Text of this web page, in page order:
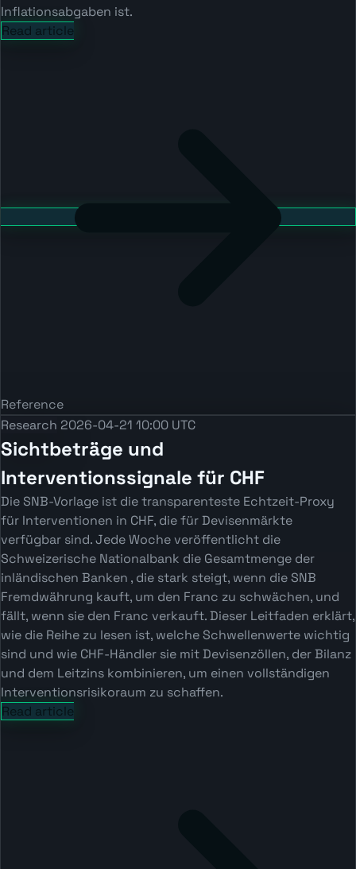
Inflationsabgaben ist.
Read article
Reference
Research 2026-04-21 10:00 UTC
Sichtbeträge und
Interventionssignale für CHF
Die SNB-Vorlage ist die transparenteste Echtzeit-Proxy
für Interventionen in CHF, die für Devisenmärkte
verfügbar sind. Jede Woche veröffentlicht die
Schweizerische Nationalbank die Gesamtmenge der
inländischen Banken , die stark steigt, wenn die SNB
Fremdwährung kauft, um den Franc zu schwächen, und
fällt, wenn sie den Franc verkauft. Dieser Leitfaden erklärt,
wie die Reihe zu lesen ist, welche Schwellenwerte wichtig
sind und wie CHF-Händler sie mit Devisenzöllen, der Bilanz
und dem Leitzins kombinieren, um einen vollständigen
Interventionsrisikoraum zu schaffen.
Read article